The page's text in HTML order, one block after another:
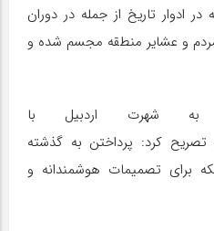
ادوار تاریخ از جمله در دوران
و عشایر منطقه مجسم شده و
به شهرت اردبیل با
تصریح کرد: پرداختن به گذشته
برای تصمیمات هوشمندانه و